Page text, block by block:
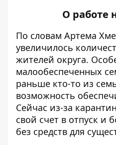
О работе
По словам Артема
увеличилось
жителей округа.
малообеспеченных
раньше кто-то из
возможность
Сейчас из-за
свой счет в отпуск и
без средств для